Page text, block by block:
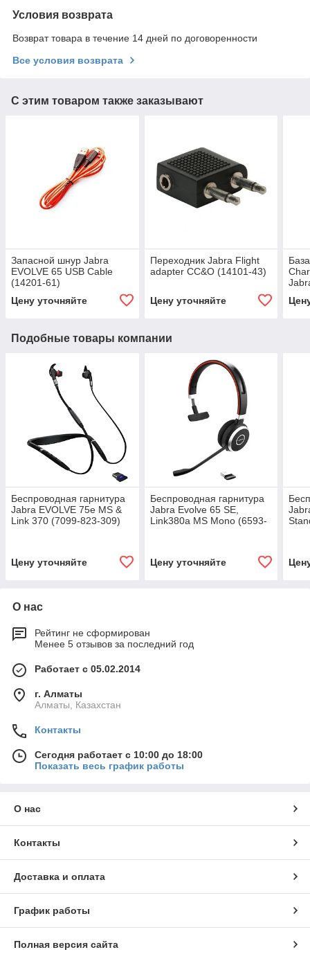
Условия возврата
Возврат товара в течение 14 дней по договоренности
Все условия возврата
С этим товаром также заказывают
Запасной шнур Jabra
EVOLVE 65 USB Cable
(14201-61)
Цену уточняйте
Переходник Jabra Flight
adapter CC&O (14101-43)
Цену уточняйте
Подобные товары компании
Беспроводная гарнитура
Jabra EVOLVE 75e MS &
Link 370 (7099-823-309)
Цену уточняйте
Беспроводная гарнитура
Jabra Evolve 65 SE,
Link380a MS Mono (6593-
Цену уточняйте
О нас
Рейтинг не сформирован
Менее 5 отзывов за последний год
Работает с 05.02.2014
г. Алматы
Алматы, Казахстан
Контакты
Сегодня работает с 10:00 до 18:00
Показать весь график работы
О нас
Контакты
Доставка и оплата
График работы
Полная версия сайта